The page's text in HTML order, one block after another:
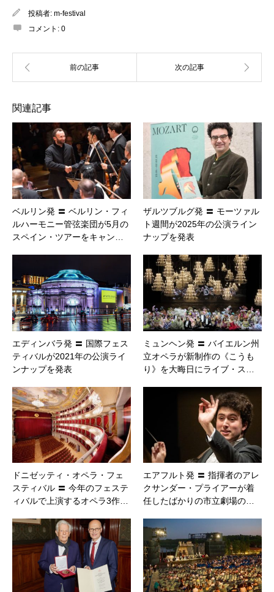
投稿者: m-festival
コメント: 0
関連記事
ベルリン発 〓 ベルリン・フィ
ルハーモニー管弦楽団が5月の
スペイン・ツアーをキャン…
ザルツブルグ発 〓 モーツァル
ト週間が2025年の公演ライン
ナップを発表
エディンバラ発 〓 国際フェス
ティバルが2021年の公演ライ
ンナップを発表
ミュンヘン発 〓 バイエルン州
立オペラが新制作の《こうも
り》を大晦日にライブ・ス…
ドニゼッティ・オペラ・フェ
スティバル 〓 今年のフェステ
ィバルで上演するオペラ3作…
エアフルト発 〓 指揮者のアレ
クサンダー・プライアーが着
任したばかりの市立劇場の…